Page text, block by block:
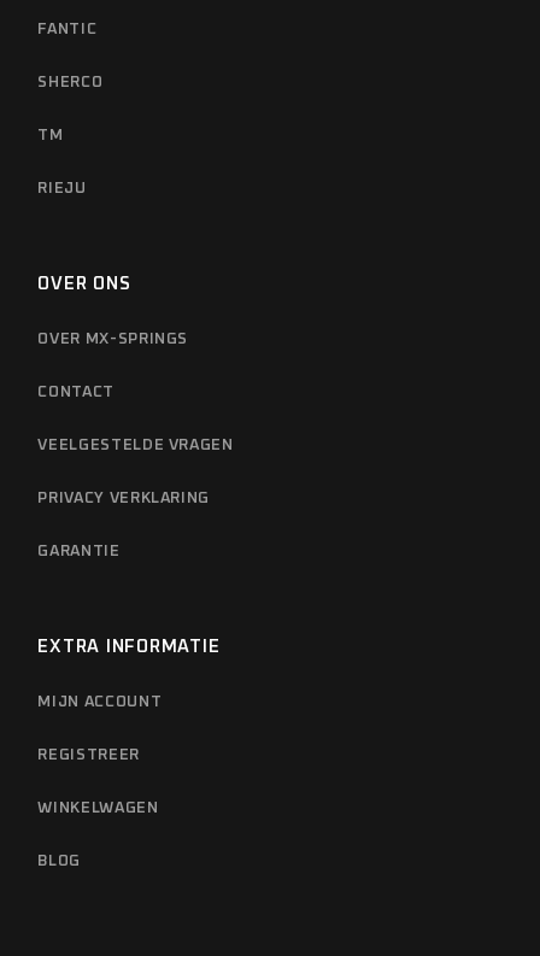
FANTIC
SHERCO
TM
RIEJU
OVER ONS
OVER MX-SPRINGS
CONTACT
VEELGESTELDE VRAGEN
PRIVACY VERKLARING
GARANTIE
EXTRA INFORMATIE
MIJN ACCOUNT
REGISTREER
WINKELWAGEN
BLOG